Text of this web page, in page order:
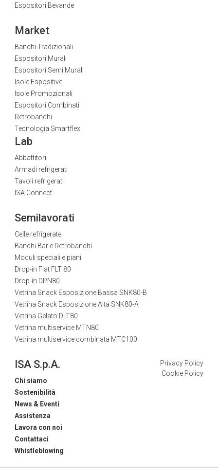
Espositori Bevande
Market
Banchi Tradizionali
Espositori Murali
Espositori Semi Murali
Isole Espositive
Isole Promozionali
Espositori Combinati
Retrobanchi
Tecnologia Smartflex
Lab
Abbattitori
Armadi refrigerati
Tavoli refrigerati
ISA Connect
Semilavorati
Celle refrigerate
Banchi Bar e Retrobanchi
Moduli speciali e piani
Drop-in Flat FLT 80
Drop-in DPN80
Vetrina Snack Esposizione Bassa SNK80-B
Vetrina Snack Esposizione Alta SNK80-A
Vetrina Gelato DLT80
Vetrina multiservice MTN80
Vetrina multiservice combinata MTC100
ISA S.p.A.
Chi siamo
Sostenibilità
News & Eventi
Assistenza
Lavora con noi
Contattaci
Whistleblowing
Privacy Policy
Cookie Policy